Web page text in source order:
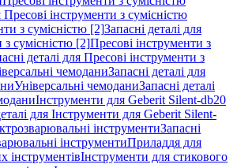
Пресові інструменти з сумісністю
з сумісністю [2]Запасні деталі для
з сумісністю [2]Пресові інструменти з
деталі для Пресові інструменти з
чемоданиЗапасні деталі для
Універсальні чемоданиЗапасні деталі
Інструменти для Geberit Silent-db20
для Інструменти для Geberit Silent-
інструментиЗапасні
інструментиПриладдя для
інструментівІнструменти для стикового